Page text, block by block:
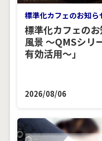
標準化カフェのお知ら
標準化カフェの
風景 ～QMSシリ
有効活用～」
2026/08/06